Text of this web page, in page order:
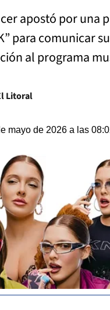
apostó por una
para comunicar su
al programa
Litoral
mayo de 2026 a las